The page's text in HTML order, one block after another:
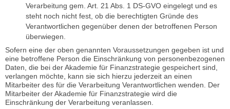
Verarbeitung gem. Art. 21 Abs. 1 DS-GVO eingelegt und es
steht noch nicht fest, ob die berechtigten Gründe des
Verantwortlichen gegenüber denen der betroffenen Person
überwiegen.
Sofern eine der oben genannten Voraussetzungen gegeben ist und
eine betroffene Person die Einschränkung von personenbezogenen
Daten, die bei der Akademie für Finanzstrategie gespeichert sind,
verlangen möchte, kann sie sich hierzu jederzeit an einen
Mitarbeiter des für die Verarbeitung Verantwortlichen wenden. Der
Mitarbeiter der Akademie für Finanzstrategie wird die
Einschränkung der Verarbeitung veranlassen.